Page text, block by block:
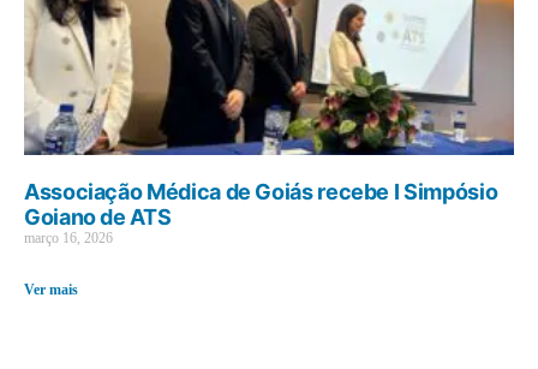
Associação Médica de Goiás recebe I Simpósio
Goiano de ATS
março 16, 2026
Ver mais